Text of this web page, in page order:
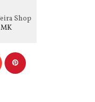
Shop
MK